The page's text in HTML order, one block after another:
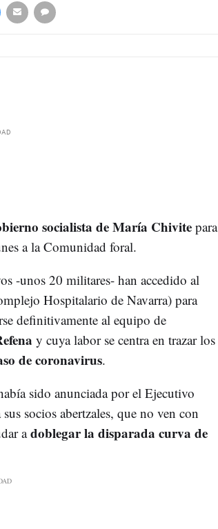
socialista de María Chivitepara
a la Comunidad foral.
-unos 20 militares- han accedido al
Hospitalario de Navarra) para
definitivamente al equipo de
y cuya labor se centra en trazar los
de coronavirus.
sido anunciada por el Ejecutivo
socios abertzales, que no ven con
adoblegar la disparada curva de